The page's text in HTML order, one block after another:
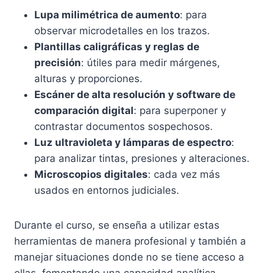
Lupa milimétrica de aumento: para
observar microdetalles en los trazos.
Plantillas caligráficas y reglas de
precisión: útiles para medir márgenes,
alturas y proporciones.
Escáner de alta resolución y software de
comparación digital: para superponer y
contrastar documentos sospechosos.
Luz ultravioleta y lámparas de espectro:
para analizar tintas, presiones y alteraciones.
Microscopios digitales: cada vez más
usados en entornos judiciales.
Durante el curso, se enseña a utilizar estas
herramientas de manera profesional y también a
manejar situaciones donde no se tiene acceso a